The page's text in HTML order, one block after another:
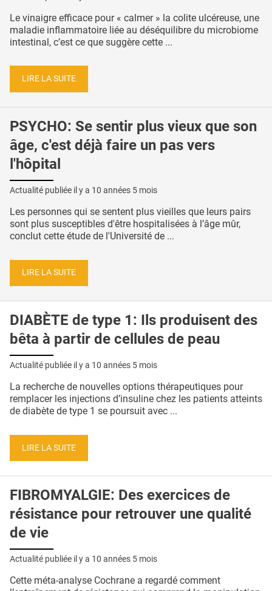
Le vinaigre efficace pour « calmer » la colite ulcéreuse, une
maladie inflammatoire liée au déséquilibre du microbiome
intestinal, c’est ce que suggère cette ...
LIRE LA SUITE
PSYCHO: Se sentir plus vieux que son
âge, c'est déjà faire un pas vers
l'hôpital
Actualité publiée il y a 10 années 5 mois
Les personnes qui se sentent plus vieilles que leurs pairs
sont plus susceptibles d'être hospitalisées à l’âge mûr,
conclut cette étude de l'Université de ...
LIRE LA SUITE
DIABÈTE de type 1: Ils produisent des
bêta à partir de cellules de peau
Actualité publiée il y a 10 années 5 mois
La recherche de nouvelles options thérapeutiques pour
remplacer les injections d’insuline chez les patients atteints
de diabète de type 1 se poursuit avec ...
LIRE LA SUITE
FIBROMYALGIE: Des exercices de
résistance pour retrouver une qualité
de vie
Actualité publiée il y a 10 années 5 mois
Cette méta-analyse Cochrane a regardé comment